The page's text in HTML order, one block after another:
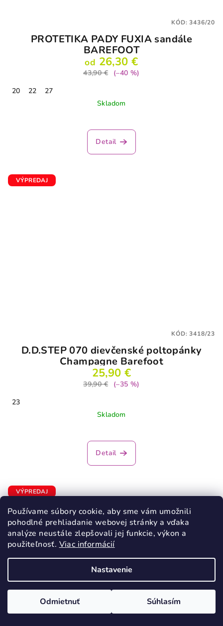
Používame súbory cookie, aby sme vám umožnili
pohodlné prehliadanie webovej stránky a vďaka
analýze neustále zlepšovali jej funkcie, výkon a
použiteľnosť. Viac informácií
Nastavenie
Odmietnuť Súhlasím
PROTETIKA PADY FUXIA sandále
BAREFOOT
od 26,30 €
43,90 €
(–40 %)
20
22
27
Skladom
Detail
KÓD:3436/20
VÝPREDAJ
D.D.STEP 070 dievčenské poltopánky
Champagne Barefoot
25,90 €
39,90 €
(–35 %)
23
Skladom
Detail
KÓD:3418/23
VÝPREDAJ